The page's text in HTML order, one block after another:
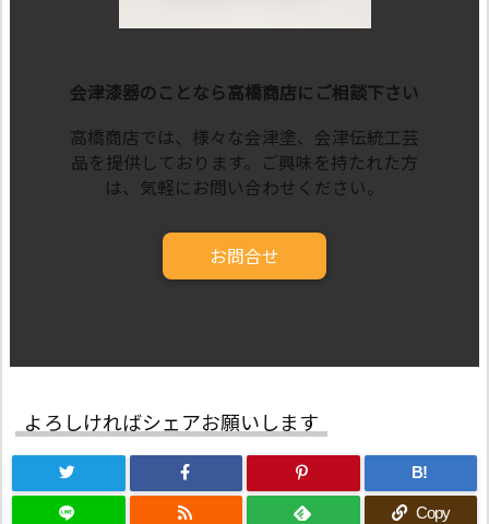
会津漆器のことなら高橋商店にご相談下さい
高橋商店では、様々な会津塗、会津伝統工芸
品を提供しております。ご興味を持たれた方
は、気軽にお問い合わせください。
お問合せ
よろしければシェアお願いします
B!
Copy